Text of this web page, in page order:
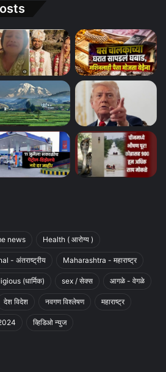
news Health ( आरोग्य )
- अंतराष्ट्रीय Maharashtra - महाराष्ट्र
(धार्मिक) sex / सेक्स आगळे - वेगळे
देश विदेश नवगण विश्लेषण महाराष्ट्र
व्हिडिओ न्युज